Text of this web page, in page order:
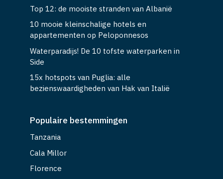
Top 12: de mooiste stranden van Albanië
10 mooie kleinschalige hotels en
appartementen op Peloponnesos
Waterparadijs! De 10 tofste waterparken in
Side
15x hotspots van Puglia: alle
bezienswaardigheden van Hak van Italië
Populaire bestemmingen
Tanzania
Cala Millor
Florence